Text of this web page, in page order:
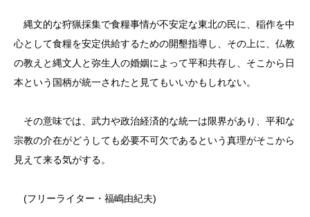
縄文的な狩猟採集で食糧事情が不安定な東北の民に、稲作を中
心として食糧を安定供給するための開墾指導し、その上に、仏教
の教えと縄文人と弥生人の婚姻によって平和共存し、そこから日
本という国柄が統一されたと見てもいいかもしれない。
その意味では、武力や政治経済的な統一は限界があり、平和な
宗教の介在がどうしても必要不可欠であるという真理がそこから
見えて来る気がする。
(フリーライター・福嶋由紀夫)